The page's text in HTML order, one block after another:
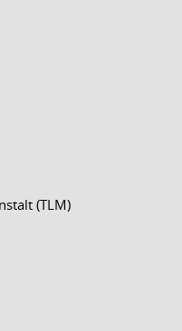
(TLM)